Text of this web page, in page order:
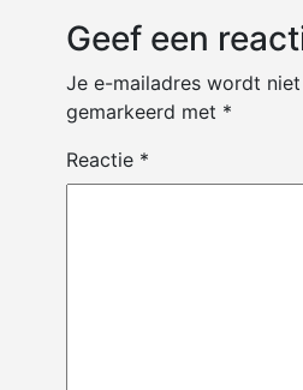
Geef een
Je e-mailadres wordt
gemarkeerd met *
Reactie *